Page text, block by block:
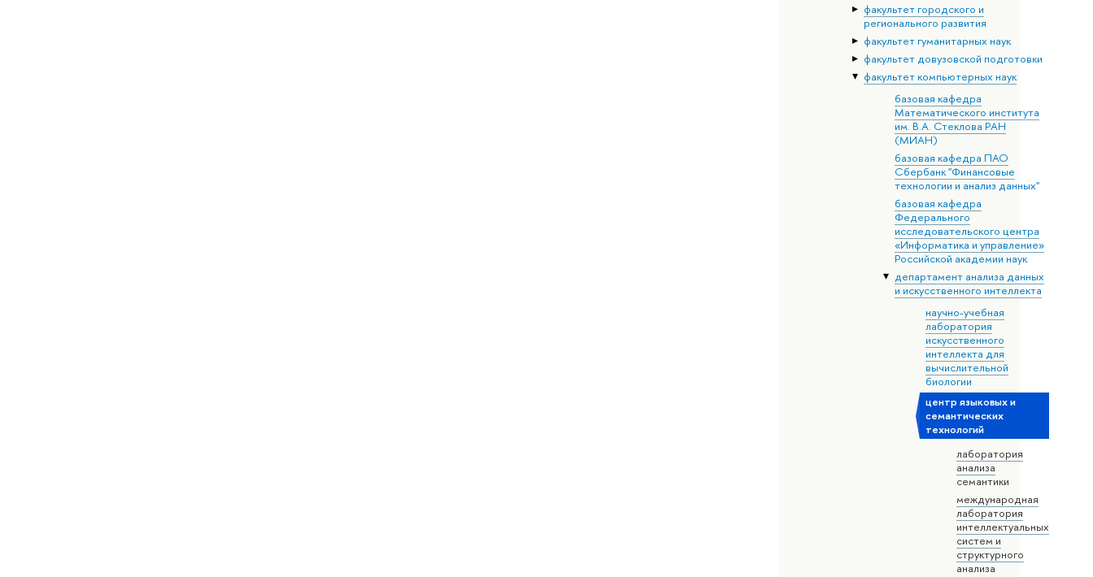
факультет городского и
регионального развития
факультет гуманитарных наук
факультет довузовской подготовки
факультет компьютерных наук
базовая кафедра
Математического института
им. В.А. Стеклова РАН
(МИАН)
базовая кафедра ПАО
Сбербанк "Финансовые
технологии и анализ данных"
базовая кафедра
Федерального
исследовательского центра
«Информатика и управление»
Российской академии наук
департамент анализа данных
и искусственного интеллекта
научно-учебная
лаборатория
искусственного
интеллекта для
вычислительной
биологии
центр языковых и
семантических
технологий
лаборатория
анализа
семантики
международная
лаборатория
интеллектуальных
систем и
структурного
анализа